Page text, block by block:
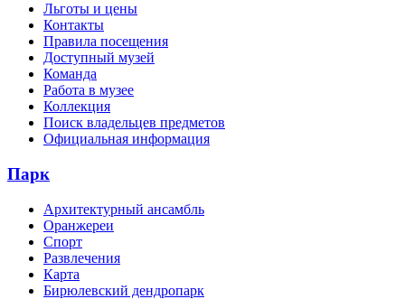
Льготы и цены
Контакты
Правила посещения
Доступный музей
Команда
Работа в музее
Коллекция
Поиск владельцев предметов
Официальная информация
Парк
Архитектурный ансамбль
Оранжереи
Спорт
Развлечения
Карта
Бирюлевский дендропарк